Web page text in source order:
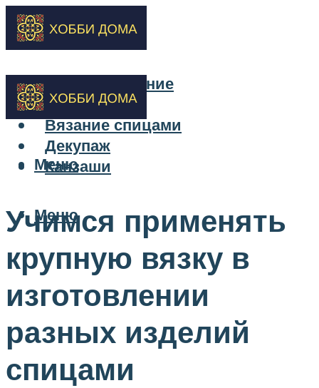
Бисероплетение
Вышивка
Вязание спицами
Декупаж
Канзаши
Меню
Меню
Учимся применять
крупную вязку в
изготовлении
разных изделий
спицами